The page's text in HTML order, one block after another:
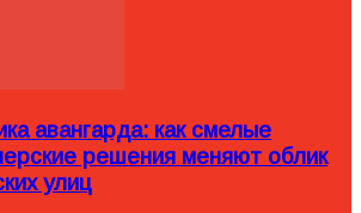
авангарда: как смелые
решения меняют облик
улиц